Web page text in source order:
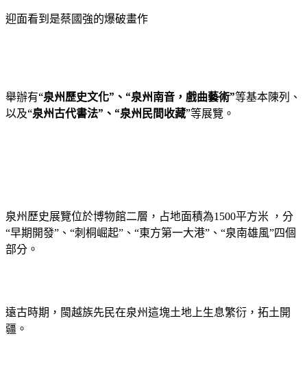
迎面看到是蔡國強的爆破畫作
舉辦有“泉州歷史文化”、“泉州南音，戲曲藝術”等基本陳列、
以及“泉州古代書法”、“泉州民間收藏”等展覽。
泉州歷史展覽位於博物館二層，占地面積為1500平方米
，分
“早期開發”、“刺桐崛起”、“東方第一大港”、“泉南雄風”四個
部分。
遠古時期，閩越族先民在泉州這塊土地上生息繁衍，拓土開
疆。